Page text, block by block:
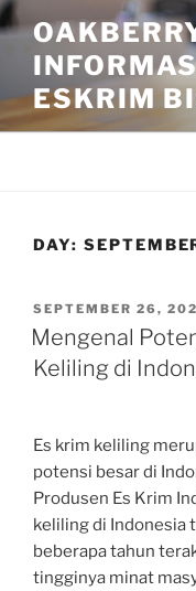
Skip
to
content
ESKRIM
DAY:
POSTED
ON
SEPTEMBER 26,
Mengenal
Keliling di
Es krim keliling
potensi besar di
Produsen Es Krim
keliling di Indonesia
beberapa tahun
tingginya minat